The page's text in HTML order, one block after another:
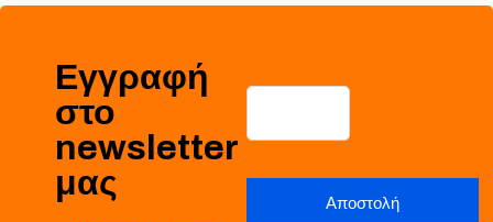
Εγγραφή
στο
newsletter
μας